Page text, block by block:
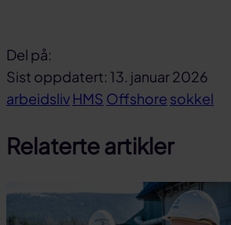
Del på:
Del
på
Del
på
Del
link
Sist oppdatert: 13. januar 2026
arbeidslivHMS Offshore sokkel
Relaterte artikler